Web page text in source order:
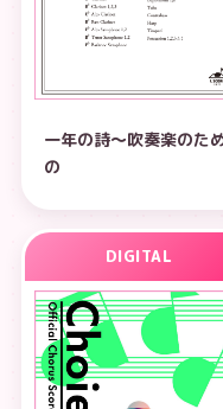
一年の詩～吹奏楽のた
の
DIGITAL